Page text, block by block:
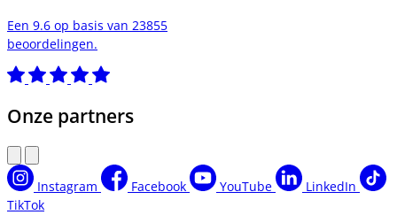
Een 9.6 op basis van 23855
beoordelingen.
Onze partners
Instagram Facebook YouTube
LinkedIn
TikTok